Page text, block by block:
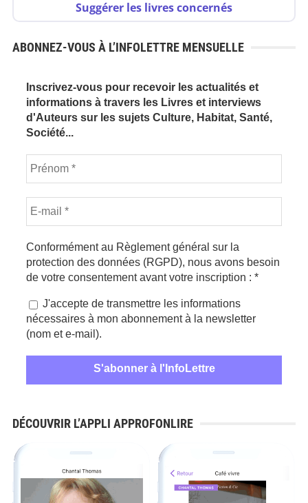
Suggérer les livres concernés
ABONNEZ-VOUS À L’INFOLETTRE MENSUELLE
Inscrivez-vous pour recevoir les actualités et
informations à travers les Livres et interviews
d'Auteurs sur les sujets Culture, Habitat, Santé,
Société...
Conformément au Règlement général sur la
protection des données (RGPD), nous avons besoin
de votre consentement avant votre inscription : *
J'accepte de transmettre les informations
nécessaires à mon abonnement à la newsletter
(nom et e-mail).
DÉCOUVRIR L’APPLI APPROFONLIRE